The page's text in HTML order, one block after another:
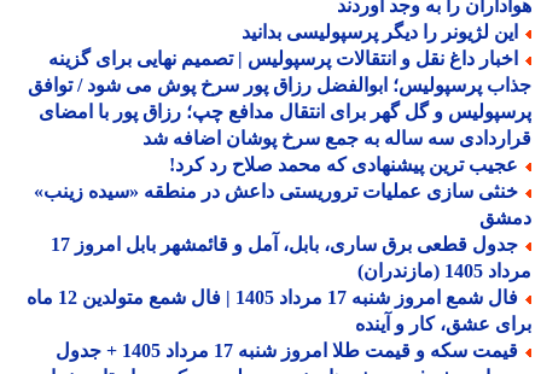
را به وجد آوردند
لژیونر را دیگر پرسپولیسی بدانید
داغ نقل و انتقالات پرسپولیس | تصمیم نهایی برای گزینه
پرسپولیس؛ ابوالفضل رزاق پور سرخ پوش می شود / توافق
و گل گهر برای انتقال مدافع چپ؛ رزاق پور با امضای
سه ساله به جمع سرخ پوشان اضافه شد
ترین پیشنهادی که محمد صلاح رد کرد!
سازی عملیات تروریستی داعش در منطقه «سیده زینب»
جدول قطعی برق ساری، بابل، آمل و قائمشهر بابل امروز 17
(مازندران)
فال شمع امروز شنبه 17 مرداد 1405 | فال شمع متولدین 12 ماه
عشق، کار و آینده
سکه و قیمت طلا امروز شنبه 17 مرداد 1405 + جدول